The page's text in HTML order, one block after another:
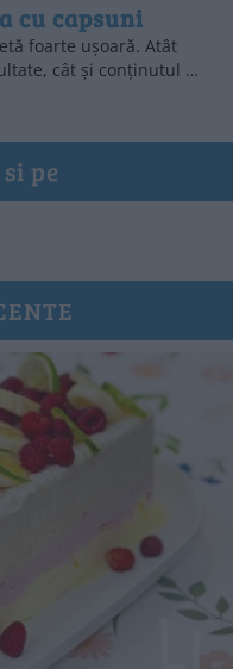
cu capsuni
foarte ușoară. Atât
cât și conținutul …
pe